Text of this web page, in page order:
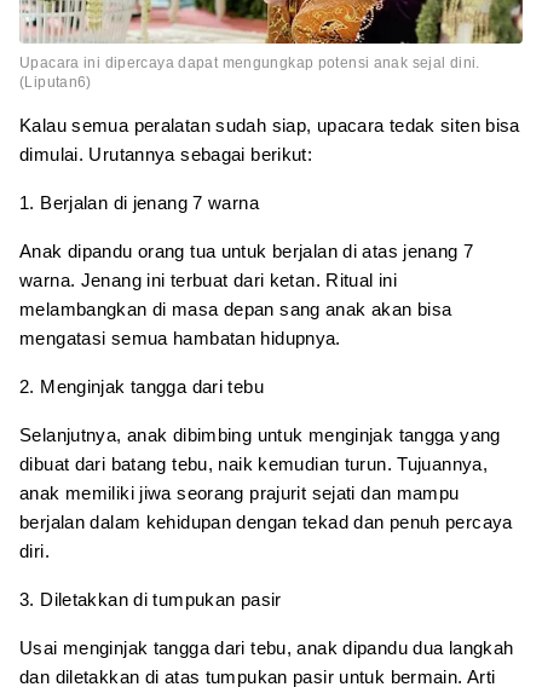
Upacara ini dipercaya dapat mengungkap potensi anak sejal dini.
(Liputan6)
Kalau semua peralatan sudah siap, upacara tedak siten bisa
dimulai. Urutannya sebagai berikut:
1. Berjalan di jenang 7 warna
Anak dipandu orang tua untuk berjalan di atas jenang 7
warna. Jenang ini terbuat dari ketan. Ritual ini
melambangkan di masa depan sang anak akan bisa
mengatasi semua hambatan hidupnya.
2. Menginjak tangga dari tebu
Selanjutnya, anak dibimbing untuk menginjak tangga yang
dibuat dari batang tebu, naik kemudian turun. Tujuannya,
anak memiliki jiwa seorang prajurit sejati dan mampu
berjalan dalam kehidupan dengan tekad dan penuh percaya
diri.
3. Diletakkan di tumpukan pasir
Usai menginjak tangga dari tebu, anak dipandu dua langkah
dan diletakkan di atas tumpukan pasir untuk bermain. Arti